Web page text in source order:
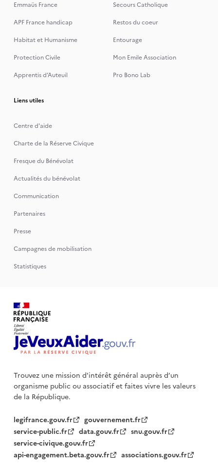
Emmaüs France
Secours Catholique
APF France handicap
Restos du coeur
Habitat et Humanisme
Entourage
Protection Civile
Mon Emile Association
Apprentis d’Auteuil
Pro Bono Lab
Liens utiles
Centre d'aide
Charte de la Réserve Civique
Fresque du Bénévolat
Actualités du bénévolat
Communication
Partenaires
Presse
Campagnes de mobilisation
Statistiques
Trouvez une mission d'intérêt général auprès d’un
organisme publicou associatif et faites vivre les valeurs
de la République.
legifrance.gouv.fr
gouvernement.fr
service-public.fr
data.gouv.fr
snu.gouv.fr
service-civique.gouv.fr
api-engagement.beta.gouv.fr
associations.gouv.fr